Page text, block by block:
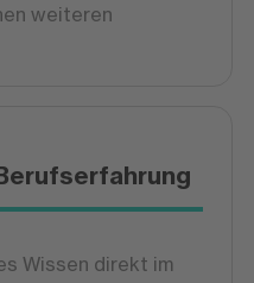
weiteren
Wissen direkt im